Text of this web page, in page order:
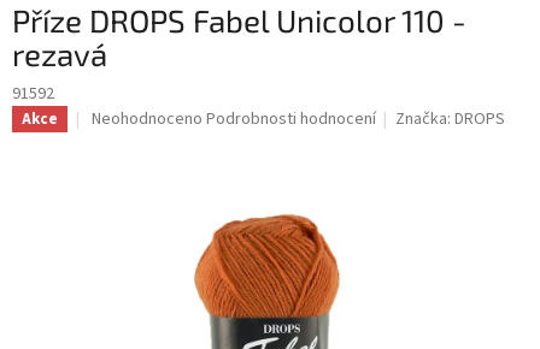
Příze DROPS Fabel Unicolor 110 -
rezavá
91592
Akce
Průměrné
Neohodnoceno Podrobnosti hodnocení Značka:DROPS